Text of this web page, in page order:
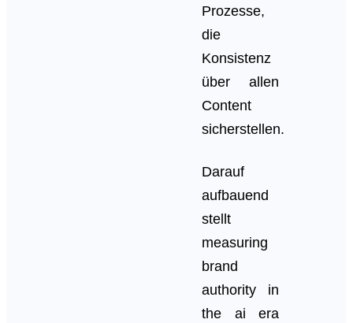
Prozesse,
die
Konsistenz
über allen
Content
sicherstellen.
Darauf
aufbauend
stellt
measuring
brand
authority in
the ai era